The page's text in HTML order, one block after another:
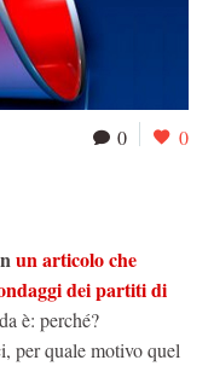
0 0
un articolo che
dei partiti di
è: perché?
per quale motivo quel